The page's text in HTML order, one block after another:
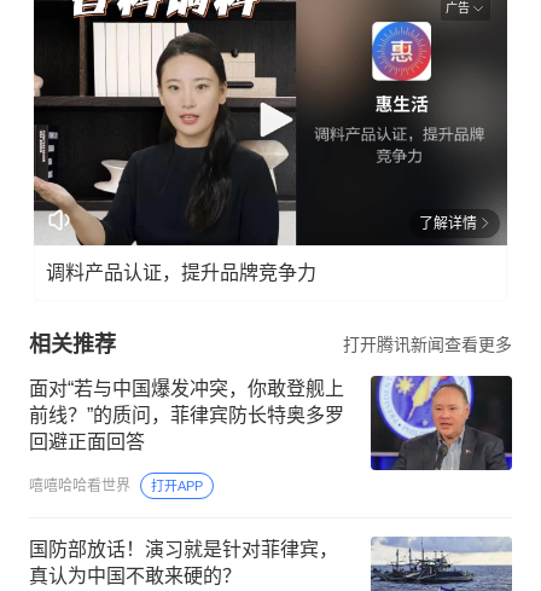
广告
了解详情
调料产品认证，提升品牌竞争力
相关推荐 打开腾讯新闻查看更多
面对“若与中国爆发冲突，你敢登舰上
前线？”的质问，菲律宾防长特奥多罗
回避正面回答
嘻嘻哈哈看世界 打开APP
国防部放话！演习就是针对菲律宾，
真认为中国不敢来硬的？